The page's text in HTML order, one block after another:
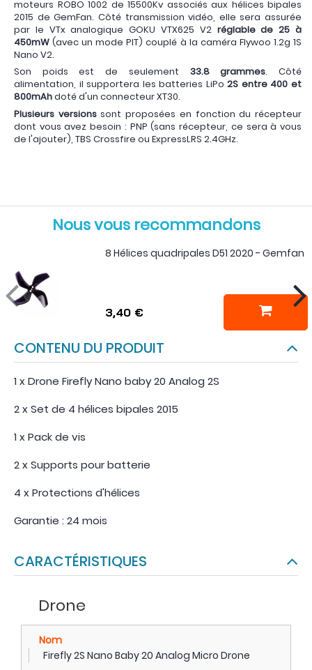
moteurs ROBO 1002 de 15500Kv associés aux hélices bipales
2015 de GemFan. Côté transmission vidéo, elle sera assurée
par le VTx analogique GOKU VTX625 V2 réglable de 25 à
450mW (avec un mode PIT) couplé à la caméra Flywoo 1.2g 1S
Nano V2.
Son poids est de seulement 33.8 grammes. Côté
alimentation, il supportera les batteries LiPo2S entre 400 et
800mAhdoté d'un connecteur XT30.
Plusieurs versionssont proposées en fonction du récepteur
dont vous avez besoin : PNP (sans récepteur, ce sera à vous
de l'ajouter), TBS Crossfire ou ExpressLRS 2.4GHz.
Nous vous recommandons
8 Hélices quadripales D51 2020 - Gemfan
3,40 €
CONTENU DU PRODUIT
1 x Drone Firefly Nano baby 20 Analog 2S
2 x Set de 4 hélices bipales 2015
1 x Pack de vis
2 x Supports pour batterie
4 x Protections d'hélices
Garantie : 24 mois
CARACTÉRISTIQUES
Drone
Nom
Firefly 2S Nano Baby 20 Analog Micro Drone